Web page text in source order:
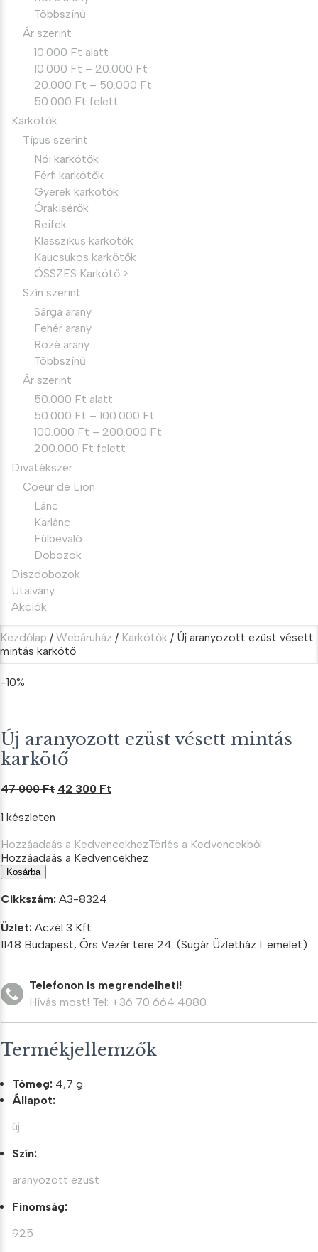
Többszínű
Ár szerint
10.000 Ft alatt
10.000 Ft – 20.000 Ft
20.000 Ft – 50.000 Ft
50.000 Ft felett
Karkötők
Típus szerint
Női karkötők
Férfi karkötők
Gyerek karkötők
Órakisérők
Reifek
Klasszikus karkötők
Kaucsukos karkötők
ÖSSZES Karkötő >
Szín szerint
Sárga arany
Fehér arany
Rozé arany
Többszínű
Ár szerint
50.000 Ft alatt
50.000 Ft – 100.000 Ft
100.000 Ft – 200.000 Ft
200.000 Ft felett
Divatékszer
Coeur de Lion
Lánc
Karlánc
Fülbevaló
Dobozok
Diszdobozok
Utalvány
Akciók
Kezdőlap / Webáruház / Karkötők / Új aranyozott ezüst vésett
mintás karkötő
-10%
Új aranyozott ezüst vésett mintás
karkötő
47 000Ft Original
000 Ft.
42 300 Ft
300 Ft.
1 készleten
Hozzáadaás a KedvencekhezTörlés a Kedvencekből
Hozzáadaás a Kedvencekhez
Új
aranyozott
ezüst
mintás
karkötő
mennyiség
Kosárba
Cikkszám: A3-8324
Üzlet: Aczél 3 Kft.
1148 Budapest, Örs Vezér tere 24. (Sugár Üzletház I. emelet)
Telefonon is megrendelheti!
Hívás most! Tel: +36 70 664 4080
Termékjellemzők
Tömeg: 4,7 g
Állapot:
új
Szín:
aranyozott ezüst
Finomság:
925